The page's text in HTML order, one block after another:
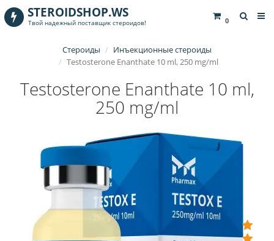
0
STEROIDSHOP.WS
Твой надежный поставщик стероидов!
Стероиды
Инъекционные стероиды
Testosterone Enanthate 10 ml, 250 mg/ml
Testosterone Enanthate 10 ml,
250 mg/ml